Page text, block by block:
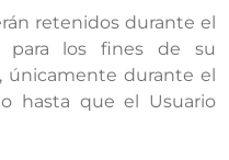
retenidos durante el
para los fines de su
únicamente durante el
hasta que el Usuario